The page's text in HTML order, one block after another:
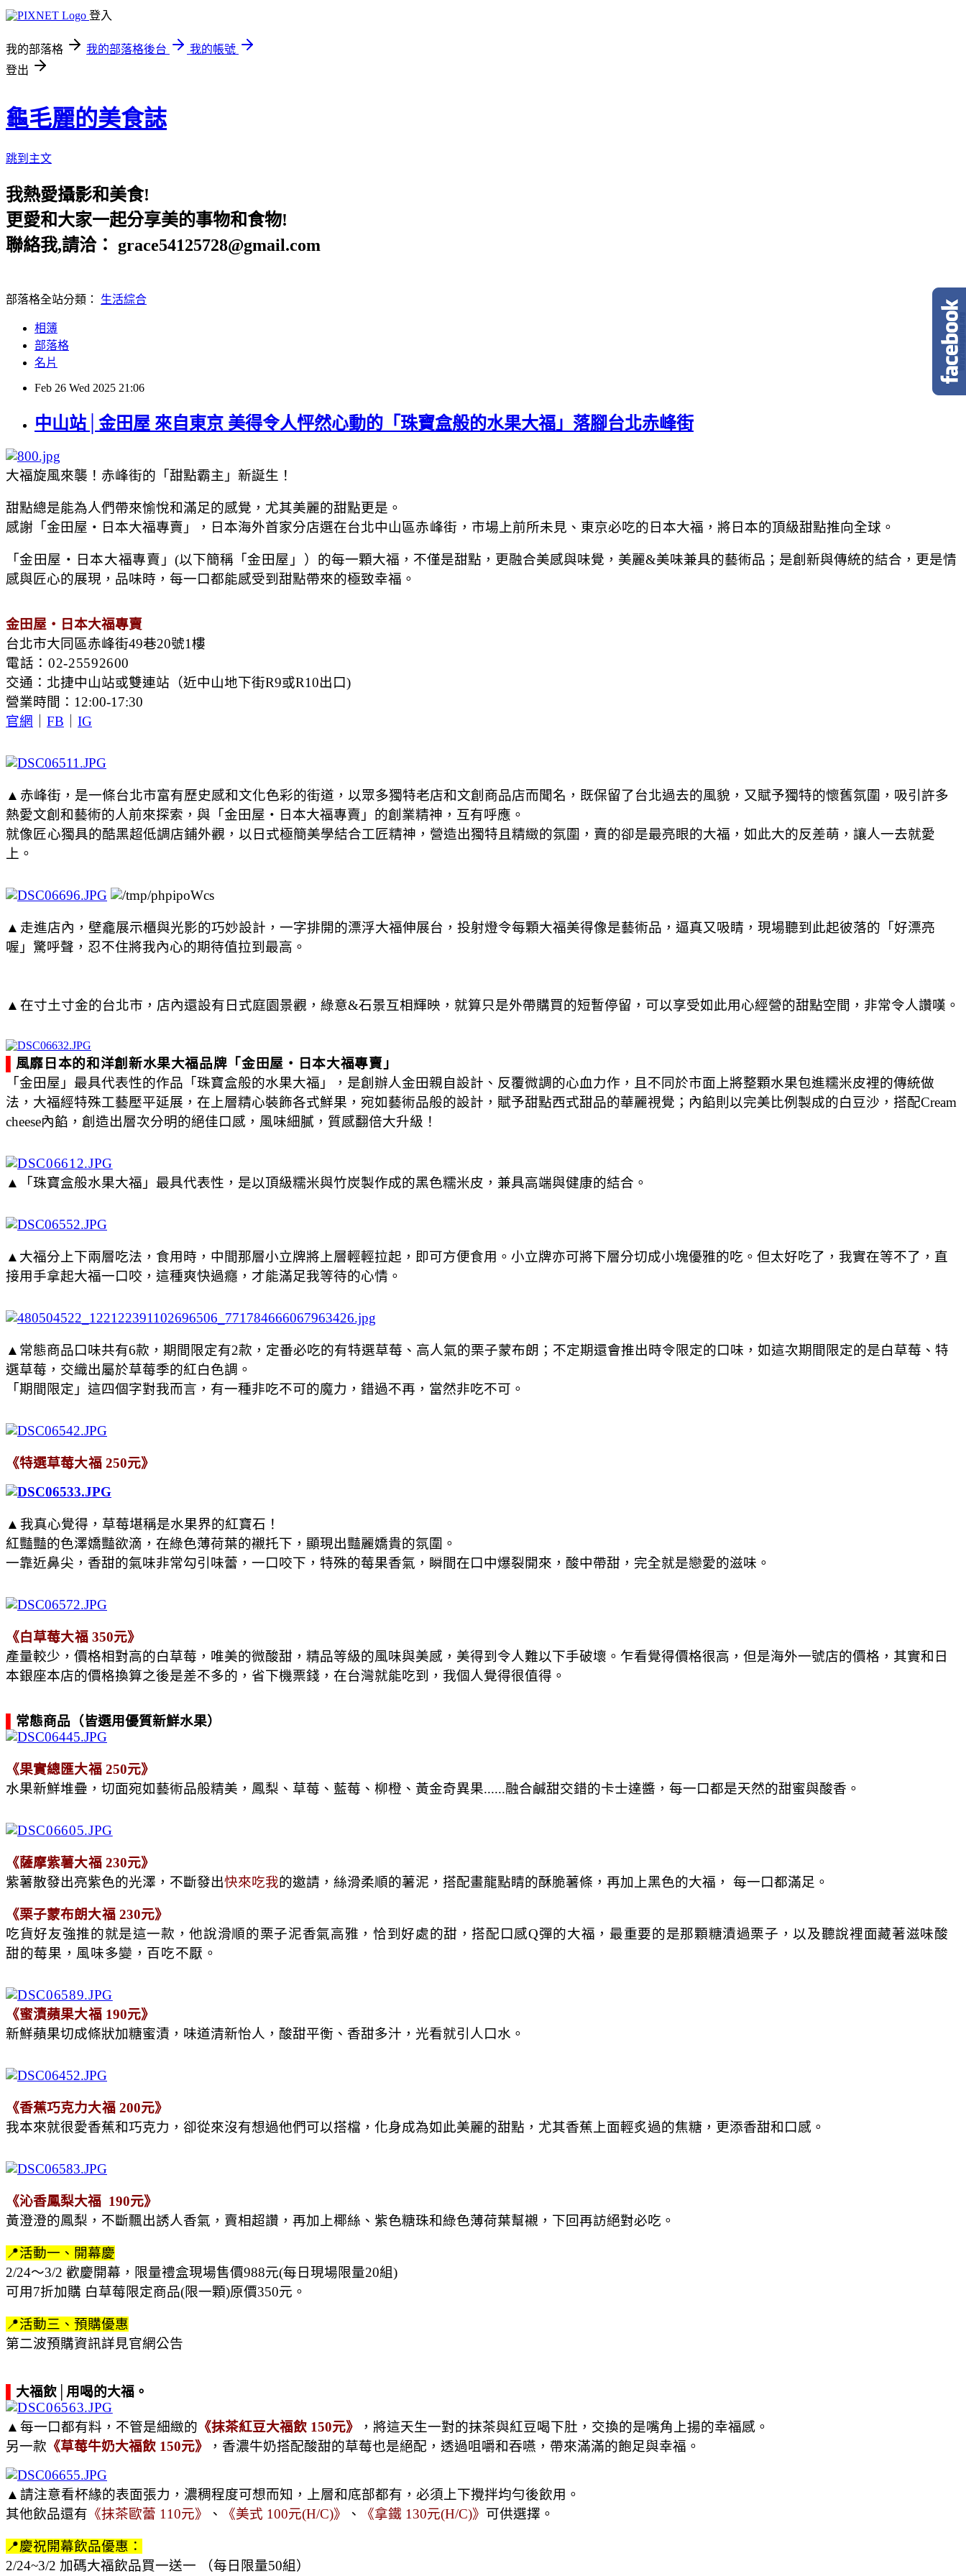
登入
我的部落格 我的部落格後台
我的帳號
登出
龜毛麗的美食誌
跳到主文
我熱愛攝影和美食!
更愛和大家一起分享美的事物和食物!
聯絡我,請洽： grace54125728@gmail.com
部落格全站分類： 生活綜合
相簿
部落格
名片
Feb 26 Wed 2025 21:06
中山站│金田屋 來自東京 美得令人怦然心動的「珠寶盒般的水果大福」落腳台北赤峰街
大福旋風來襲！赤峰街的「甜點霸主」新誕生！
甜點總是能為人們帶來愉悅和滿足的感覺，尤其美麗的甜點更是。
感謝「金田屋・日本大福專賣 」，日本海外首家分店選在台北中山區赤峰街 ，市場上前所未見、東京必吃的日本大福，將日本的頂級甜點推向全球。
「金田屋・日本大福專賣 」(以下簡稱「金田屋 」） 的每一顆大福，不僅是甜點，更融合美感與味覺，美麗&美味兼具的藝術品；是創新與傳統的結合，更是情
感與匠心的展現，品味時，每一口都能感受到甜點帶來的極致幸福。
金田屋・日本大福專賣
台北市大同區赤峰街49巷20號1樓
電話 ：02-25592600
交通：北捷中山站或雙連站（近中山地下街R9或R10出口)
營業時間：12:00-17:30
官網
FB IG
▲ 赤峰街，是一條台北市富有歷史感和文化色彩的街道，以眾多獨特老店和文創商品店而聞名，既保留了台北過去的風貌，又賦予獨特的懷舊氛圍，吸引許多
熱愛文創和藝術的人前來探索， 與「金田屋・日本大福專賣」的創業精神，互有呼應。
就像 匠心獨具的酷黑超低調店鋪外觀，以日式極簡美學結合工匠精神，營造出獨特且精緻的氛圍，賣的卻是最亮眼的大福，如此大的反差萌，讓人一去就愛
上。
▲ 走進店內，壁龕展示櫃與光影的巧妙設計，一字排開的漂浮大福伸展台，投射燈令每顆大福美得像是藝術品，逼真又吸睛，現場聽到此起彼落的「好漂亮
喔」驚呼聲，忍不住將我內心的期待值拉到最高。
▲ 在寸土寸金的台北市，店內還設有日式庭園景觀，綠意&石景互相輝映，就算只是外帶購買的短暫停留，可以享受如此用心經營的甜點空間，非常令人讚嘆。
風靡日本的和洋創新水果大福品牌「金田屋・日本大福專賣」
「金田屋」最具代表性的作品「珠寶盒般的水果大福」，是創辦人金田親自設計、反覆微調的心血力作，且不同於市面上將整顆水果包進糯米皮裡的傳統做
法，大福經特殊工藝壓平延展，在上層精心裝飾各式鮮果，宛如藝術品般的設計，賦予甜點西式甜品的華麗視覺；內餡則以完美比例製成的白豆沙，搭配Cream
cheese內餡，創造出層次分明的絕佳口感，風味細膩，質感翻倍大升級！
▲「珠寶盒般水果大福」最具代表性，是以頂級糯米與竹炭製作成的黑色糯米皮，兼具高端與健康的結合。
▲大福分上下兩層吃法，食用時，中間那層小立牌將上層輕輕拉起，即可方便食用。小立牌亦可將下層分切成小塊優雅的吃。但太好吃了，我實在等不了，直
接用手拿起大福一口咬，這種爽快過癮，才能滿足我等待的心情。
▲常態商品口味共有6款，期間限定有2款，定番必吃的有特選草莓、高人氣的栗子蒙布朗；不定期還會推出時令限定的口味，如這次期間限定的是白草莓、特
選草莓，交織出屬於草莓季的紅白色調。
「期間限定」這四個字對我而言，有一種非吃不可的魔力，錯過不再，當然非吃不可。
《特選草莓大福 250元》
▲ 我真心覺得，草莓堪稱是水果界的紅寶石！
紅豔豔的色澤嬌豔欲滴，在綠色薄荷葉的襯托下，顯現出豔麗嬌貴的氛圍。
一靠近鼻尖，香甜的氣味非常勾引味蕾，一口咬下，特殊的莓果香氣，瞬間在口中爆裂開來，酸中帶甜，完全就是戀愛的滋味。
《白草莓大福 350元》
產量較少，價格相對高的白草莓，唯美的微酸甜，精品等級的風味與美感，美得到令人難以下手破壞。乍看覺得價格很高，但是海外一號店的價格，其實和日
本銀座本店的價格換算之後是差不多的，省下機票錢，在台灣就能吃到，我個人覺得很值得。
常態商品（皆選用優質新鮮水果）
《果實總匯大福 250元》
水果新鮮堆疊，切面宛如藝術品般精美，鳳梨、草莓、藍莓、柳橙、黃金奇異果......融合鹹甜交錯的卡士達醬，每一口都是天然的甜蜜與酸香。
《薩摩紫薯大福 230元》
紫薯散發出亮紫色的光澤，不斷發出快來吃我的邀請，絲滑柔順的薯泥，搭配畫龍點睛的酥脆薯條，再加上黑色的大福， 每一口都滿足。
《栗子蒙布朗大福 230元》
吃貨好友強推的就是這一款，他說滑順的栗子泥香氣高雅，恰到好處的甜，搭配口感Q彈的大福，最重要的是那顆糖漬過栗子，以及聽說裡面藏著滋味酸
甜的莓果，風味多變，百吃不厭。
《蜜漬蘋果大福 190元》
新鮮蘋果切成條狀加糖蜜漬，味道清新怡人，酸甜平衡、香甜多汁，光看就引人口水。
《香蕉巧克力大福 200元》
我本來就很愛香蕉和巧克力，卻從來沒有想過他們可以搭檔，化身成為如此美麗的甜點，尤其香蕉上面輕炙過的焦糖，更添香甜和口感。
《沁香鳳梨大福  190元》
黃澄澄的鳳梨，不斷飄出誘人香氣，賣相超讚，再加上椰絲、紫色糖珠和綠色薄荷葉幫襯，下回再訪絕對必吃。
📍活動一、開幕慶
2/24〜3/2 歡慶開幕，限量禮盒現場售價988元(每日現場限量20組)
可用7折加購 白草莓限定商品(限一顆)原價350元。
📍活動三、預購優惠
第二波預購資訊詳見官網公告
大福飲│用喝的大福。
▲ 每一口都有料，不管是細緻的 《抹茶紅豆大福飲 150元》
，將這天生一對的抹茶與紅豆喝下肚，交換的是嘴角上揚的幸福感。
另一款 《草莓牛奶大福飲 150元》 ，香濃牛奶搭配酸甜的草莓也是絕配，透過咀嚼和吞嚥，帶來滿滿的飽足與幸福。
▲ 請注意看杯緣的表面張力，濃稠程度可想而知，上層和底部都有，必須上下攪拌均勻後飲用 。
其他飲品還有 《抹茶歐蕾 110元》 、 《美式 100元(H/C)》 、 《拿鐵 130元(H/C)》 可供選擇。
📍慶祝開幕飲品優惠：
2/24~3/2 加碼大福飲品買一送一 （每日限量50組）